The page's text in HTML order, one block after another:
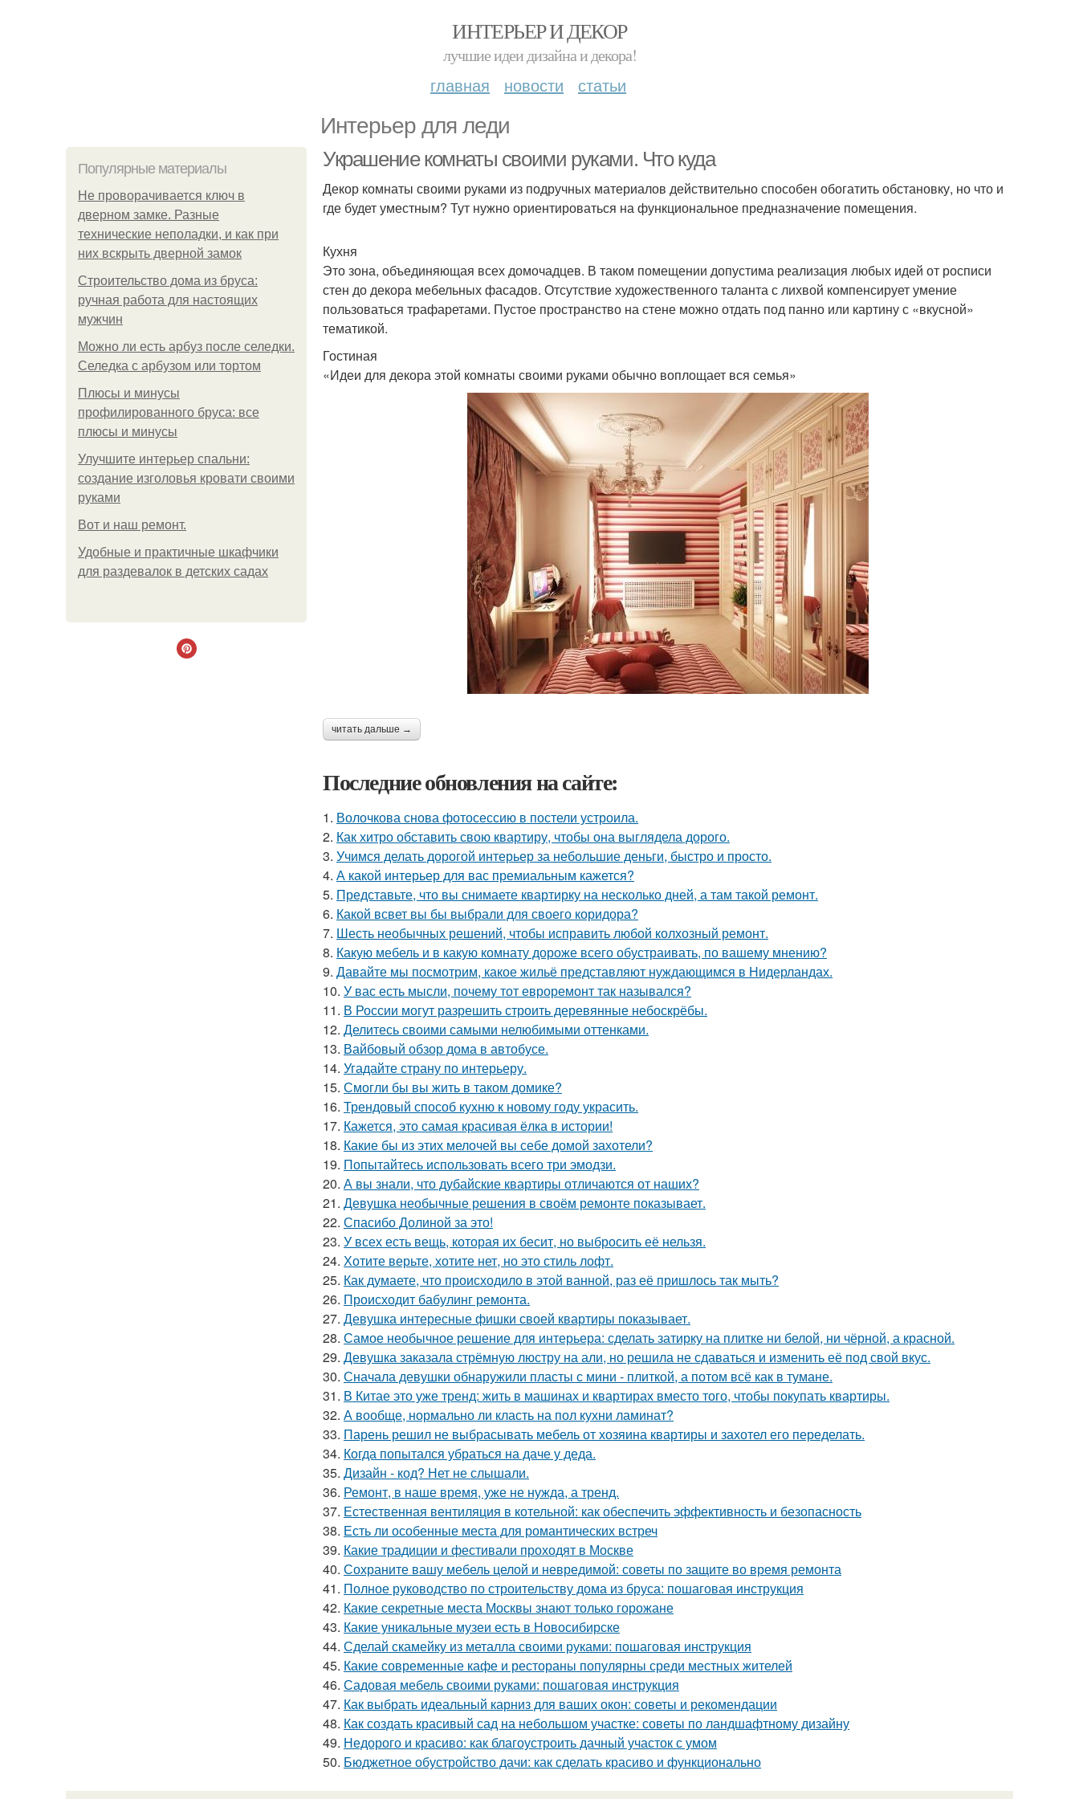
ИНТЕРЬЕР И ДЕКОР
лучшие идеи дизайна и декора!
главная новости статьи
Интерьер для леди
Популярные материалы
Не проворачивается ключ в
дверном замке. Разные
технические неполадки, и как при
них вскрыть дверной замок
Строительство дома из бруса:
ручная работа для настоящих
мужчин
Можно ли есть арбуз после селедки.
Селедка с арбузом или тортом
Плюсы и минусы
профилированного бруса: все
плюсы и минусы
Улучшите интерьер спальни:
создание изголовья кровати своими
руками
Boт и наш ремoнт.
Удобные и практичные шкафчики
для раздевалок в детских садах
Украшение комнаты своими руками. Что куда
Декор комнаты своими руками из подручных материалов действительно способен обогатить обстановку, но что и
где будет уместным? Тут нужно ориентироваться на функциональное предназначение помещения.
Кухня
Это зона, объединяющая всех домочадцев. В таком помещении допустима реализация любых идей от росписи
стен до декора мебельных фасадов. Отсутствие художественного таланта с лихвой компенсирует умение
пользоваться трафаретами. Пустое пространство на стене можно отдать под панно или картину с «вкусной»
тематикой.
Гостиная
«Идеи для декора этой комнаты своими руками обычно воплощает вся семья»
читать дальше →
Последние обновления на сайте:
1. Волочкова снова фотосессию в постели устроила.
2. Как хитро обставить свою квартиру, чтобы она выглядела дорого.
3. Учимся делать дорогой интерьер за небольшие деньги, быстро и просто.
4. А какой интерьер для вас премиальным кажется?
5. Представьте, что вы снимаете квартирку на несколько дней, а там такой ремонт.
6. Какой всвет вы бы выбрали для своего коридора?
7. Шесть необычных решений, чтобы исправить любой колхозный ремонт.
8. Какую мебель и в какую комнату дороже всего обустраивать, по вашему мнению?
9. Давайте мы посмотрим, какое жильё представляют нуждающимся в Нидерландах.
10. У вас есть мысли, почему тот евроремонт так назывался?
11. В России могут разрешить строить деревянные небоскрёбы.
12. Делитесь своими самыми нелюбимыми оттенками.
13. Вайбовый обзор дома в автобусе.
14. Угадайте страну по интерьеру.
15. Смогли бы вы жить в таком домике?
16. Трендовый способ кухню к новому году украсить.
17. Кажется, это самая красивая ёлка в истории!
18. Какие бы из этих мелочей вы себе домой захотели?
19. Попытайтесь использовать всего три эмодзи.
20. А вы знали, что дубайские квартиры отличаются от наших?
21. Девушка необычные решения в своём ремонте показывает.
22. Спасибо Долиной за это!
23. У всех есть вещь, которая их бесит, но выбросить её нельзя.
24. Хотите верьте, хотите нет, но это стиль лофт.
25. Как думаете, что происходило в этой ванной, раз её пришлось так мыть?
26. Происходит бабулинг ремонта.
27. Девушка интересные фишки своей квартиры показывает.
28. Самое необычное решение для интерьера: сделать затирку на плитке ни белой, ни чёрной, а красной.
29. Девушка заказала стрёмную люстру на али, но решила не сдаваться и изменить её под свой вкус.
30. Сначала девушки обнаружили пласты с мини - плиткой, а потом всё как в тумане.
31. В Китае это уже тренд: жить в машинах и квартирах вместо того, чтобы покупать квартиры.
32. А вообще, нормально ли класть на пол кухни ламинат?
33. Парень решил не выбрасывать мебель от хозяина квартиры и захотел его переделать.
34. Когда попытался убраться на даче у деда.
35. Дизайн - код? Нет не слышали.
36. Ремонт, в наше время, уже не нужда, а тренд.
37. Естественная вентиляция в котельной: как обеспечить эффективность и безопасность
38. Есть ли особенные места для романтических встреч
39. Какие традиции и фестивали проходят в Москве
40. Сохраните вашу мебель целой и невредимой: советы по защите во время ремонта
41. Полное руководство по строительству дома из бруса: пошаговая инструкция
42. Какие секретные места Москвы знают только горожане
43. Какие уникальные музеи есть в Новосибирске
44. Сделай скамейку из металла своими руками: пошаговая инструкция
45. Какие современные кафе и рестораны популярны среди местных жителей
46. Садовая мебель своими руками: пошаговая инструкция
47. Как выбрать идеальный карниз для ваших окон: советы и рекомендации
48. Как создать красивый сад на небольшом участке: советы по ландшафтному дизайну
49. Недорого и красиво: как благоустроить дачный участок с умом
50. Бюджетное обустройство дачи: как сделать красиво и функционально